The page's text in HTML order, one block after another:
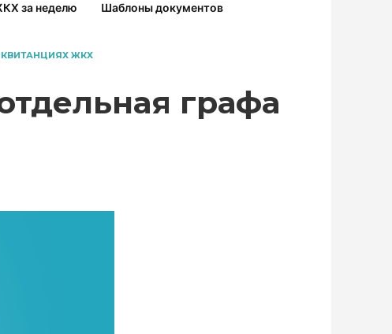
за неделю
Шаблоны документов
ЖКХ
графа